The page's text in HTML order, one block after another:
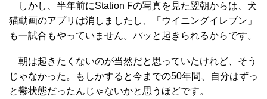
しかし、半年前にStation Fの写真を見た翌朝からは、犬
猫動画のアプリは消しましたし、「ウイニングイレブン」
も一試合もやっていません。パッと起きられるからです。
朝は起きたくないのが当然だと思っていたけれど、そう
じゃなかった。もしかすると今までの50年間、自分はずっ
と鬱状態だったんじゃないかと思うほどです。